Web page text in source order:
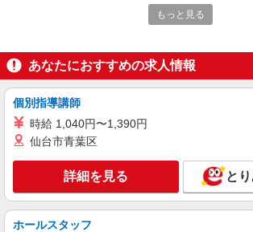
ィブ支給(規定有) ★月2回払い・週払い可能（規程
有）★ ゜・。○。・゜+゜・。
派遣社員
株式会社シエロ
【Y!mobile】人気機種に詳
時給1500円〜 ※残業代支
+゜ 入社祝い金10万円支給(規定有) お友
頂くと, インセンティブ支給(規定有)
い・週払い可能（規程有）★
+゜・。○。・゜+゜
愛知県名古屋市緑区のY！
キープ 詳
もっと見る
あなたにおすすめの求人情報
個別指導講師
時給 1,040円〜1,390円
仙台市青葉区
詳細を見る と
ホールスタッフ